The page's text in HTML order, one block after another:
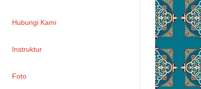
Hubungi Kami
Instruktur
Foto